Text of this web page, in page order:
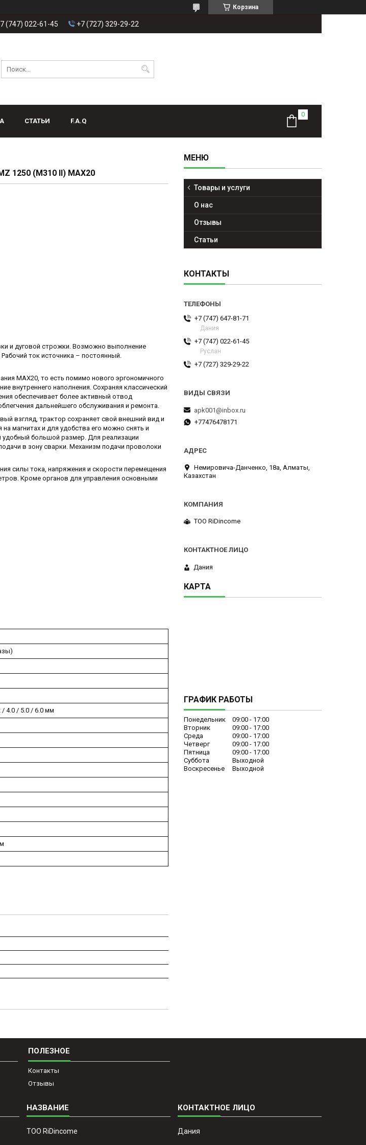
Корзина
(747) 022-61-45 +7 (727) 329-29-22
СТАТЬИ F.A.Q
1250 (M310 II) MAX20
и дуговой строжки. Возможно выполнение
ток источника – постоянный.
MAX20, то есть помимо нового эргономичного
внутреннего наполнения. Сохраняя классический
обеспечивает более активный отвод
дальнейшего обслуживания и ремонта.
взгляд, трактор сохраняет свой внешний вид и
магнитах и для удобства его можно снять и
удобный большой размер. Для реализации
в зону сварки. Механизм подачи проволоки
силы тока, напряжения и скорости перемещения
Кроме органов для управления основными
/ 4.0 / 5.0 / 6.0 мм
Товары и услуги
О нас
Отзывы
Статьи
КОНТАКТЫ
+7 (747) 647-81-71
Дания
+7 (747) 022-61-45
Руслан
+7 (727) 329-29-22
apk001@inbox.ru
+77476478171
Немировича-Данченко, 18а, Алматы,
Казахстан
ТОО RiDincome
Дания
КАРТА
ГРАФИК РАБОТЫ
Понедельник 09:00
17:00
Вторник
09:00
17:00
Среда
09:00
17:00
Четверг
09:00
17:00
Пятница
09:00
17:00
Суббота
Выходной
Воскресенье
Выходной
ПОЛЕЗНОЕ
Контакты
Отзывы
ТОО RiDincome Дания